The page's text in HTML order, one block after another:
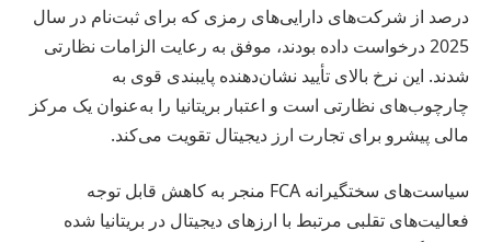
درصد از شرکت‌های دارایی‌های رمزی که برای ثبت‌نام در سال
2025 درخواست داده‌ بودند، موفق به رعایت الزامات نظارتی
شدند. این نرخ بالای تأیید نشان‌دهنده پایبندی قوی به
چارچوب‌های نظارتی است و اعتبار بریتانیا را به‌عنوان یک مرکز
مالی پیشرو برای تجارت ارز دیجیتال تقویت می‌کند.
سیاست‌های سختگیرانه FCA منجر به کاهش قابل توجه
فعالیت‌های تقلبی مرتبط با ارزهای دیجیتال در بریتانیا شده